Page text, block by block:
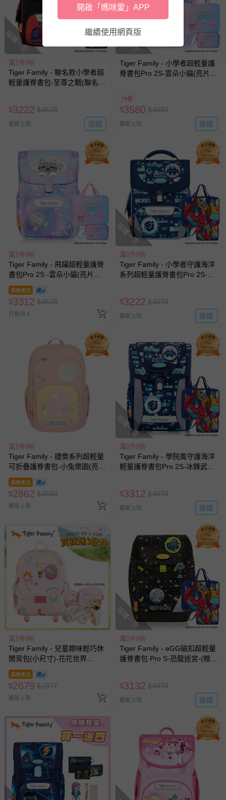
搶購一空
滿1件9折
Tiger Family - 聯名款小學者超
輕量護脊書包-至尊之戰(聯名款
花色送完以其他樣式替代 不另
行通知
$3222 $4578
最新上架 追蹤
搶購一空
Tiger Family - 小學者超輕量護
脊書包Pro 2S-雲朵小貓(亮片
完以其他樣式替代 不另行通知
78折
$3580 $4580
最新上架 追蹤
滿1件9折
Tiger Family - 飛躍超輕量護脊
書包Pro 2S -雲朵小貓(亮片款)-
(贈品：文具2件(補習袋+零錢
包)-三麗鷗點心派對)-花色送完
以其他樣式替代 不另行通知
即將售完
$3312 $4678
已售出 1
搶購一空
滿1件9折
Tiger Family - 小學者守護海洋
系列超輕量護脊書包Pro 2S-冰
色送完以其他樣式替代 不另行
通知
$3222 $4578
最新上架 追蹤
滿1件9折
Tiger Family - 捷樂系列超輕量
可折疊護脊書包-小兔樂園(亮片
款)
即將售完
$2862 $3580
最新上架
搶購一空
滿1件9折
Tiger Family - 學院風守護海洋
輕量護脊書包Pro 2S-冰鋒武士-
以其他樣式替代 不另行通知
$3312 $4678
最新上架 追蹤
滿1件9折
Tiger Family - 兒童趣味輕巧休
閒背包(小尺寸)-花花世界
│Kanga 大掛包 【團購優惠】-
贈三件組 (野餐墊+小掛包+彩色
筆)-款式隨機，送完以其他替代
不另行通知另行通知
即將售完
$2679 $2977
最新上架
搶購一空
滿1件9折
Tiger Family - eGG磁扣超輕量
護脊書包 Pro S-恐龍迷宮-(贈
行通知
$3132 $4478
最新上架 追蹤
開啟「媽咪愛」APP
繼續使用網頁版